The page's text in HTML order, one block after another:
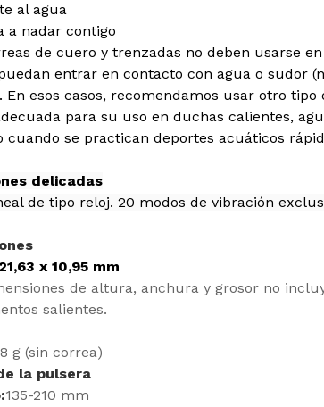
al agua
a nadar contigo
de cuero y trenzadas no deben usarse
entrar en contacto con agua o sudor
En esos casos, recomendamos usar otro tipo
para su uso en duchas calientes,
cuando se practican deportes acuáticos
delicadas
de tipo reloj. 20 modos de vibración
x 10,95 mm
de altura, anchura y grosor no
salientes.
g (sin correa)
la pulsera
135-210 mm